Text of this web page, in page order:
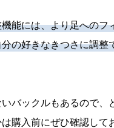
能には、より足へのフ
の好きなきつさに調整
バックルもあるので、
購入前にぜひ確認して